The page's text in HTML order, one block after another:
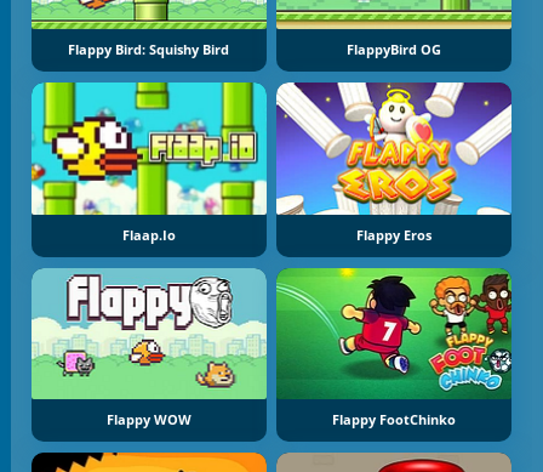
Flappy Bird: Squishy Bird FlappyBird OG
Flaap.io Flappy Eros
Flappy WOW Flappy FootChinko